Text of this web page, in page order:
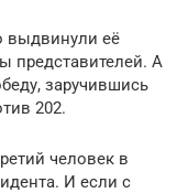
выдвинули её
представителей. А
заручившись
202.
человек в
И если с